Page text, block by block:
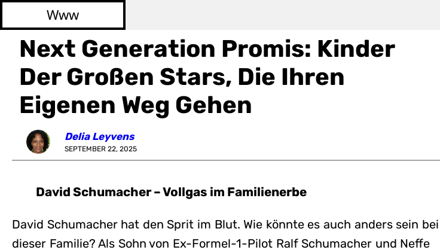
Www
Next Generation Promis: Kinder
Der Großen Stars, Die Ihren
Eigenen Weg Gehen
Delia Leyvens
SEPTEMBER 22, 2025
David Schumacher – Vollgas im Familienerbe
David Schumacher hat den Sprit im Blut. Wie könnte es auch anders sein bei
dieser Familie? Als Sohn von Ex-Formel-1-Pilot Ralf Schumacher und Neffe